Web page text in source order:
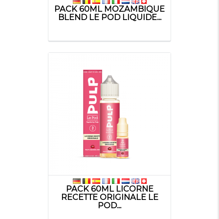
PACK 60ML MOZAMBIQUE
BLEND LE POD LIQUIDE...
PACK 60ML LICORNE
RECETTE ORIGINALE LE
POD...